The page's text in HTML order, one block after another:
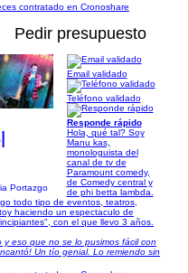
contratado en Cronoshare
Pedir presupuesto
Portazgo
Email validado
Teléfono validado
Responde rápido
Hola, qué tal? Soy
Manu kas,
monologuista del
canal de tv de
Paramount comedy,
de Comedy central y
de phi betta lambda.
todo tipo de eventos, teatros,
haciendo un espectaculo de
con el que llevo 3 años.
eso que no se lo pusimos fácil con
Un tío genial. Lo remiendo sin